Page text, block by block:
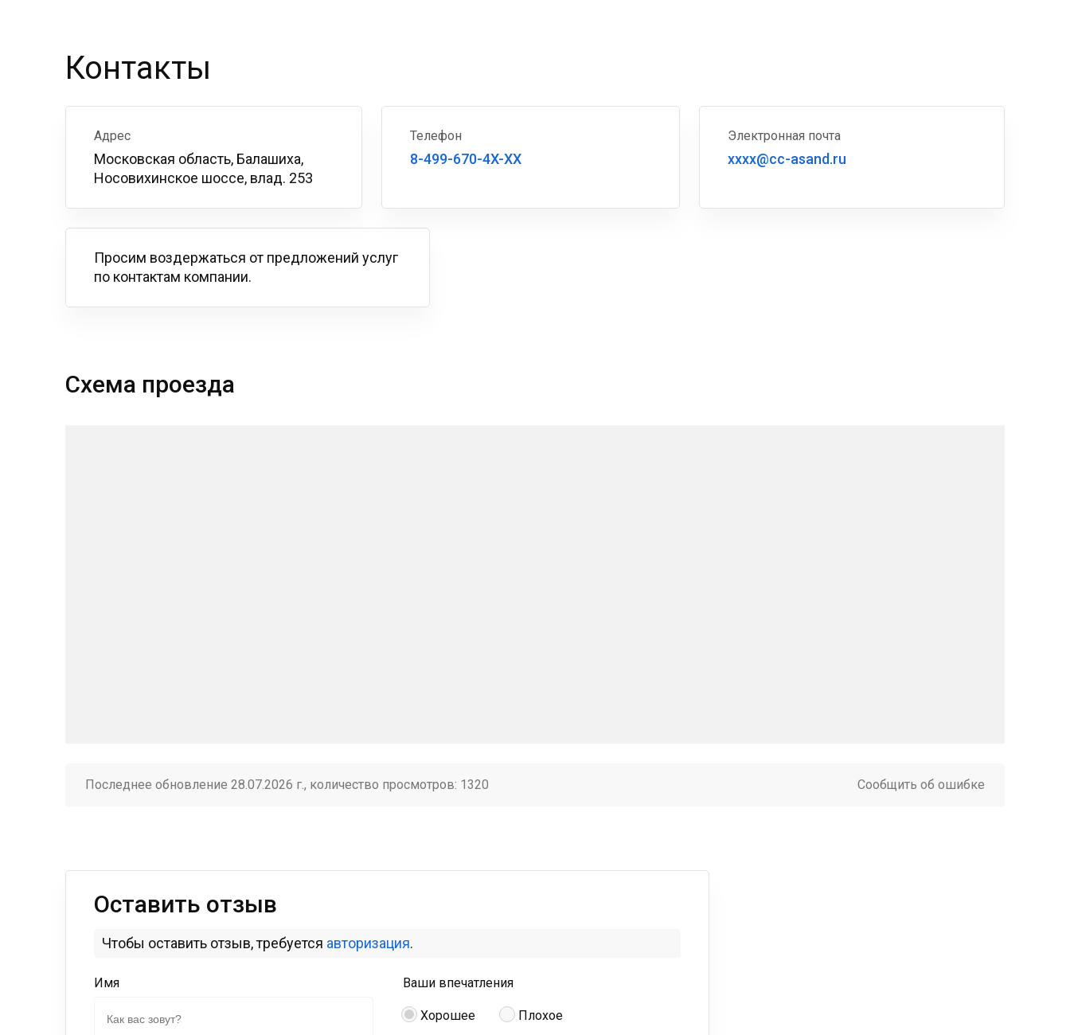
Контакты
Адрес
Московская область, Балашиха,
Носовихинское шоссе, влад. 253
Телефон
8-499-670-4X-XX
Электронная почта
xxxx@cc-asand.ru
Просим воздержаться от предложений услуг
по контактам компании.
Схема проезда
Последнее обновление 28.07.2026 г., количество просмотров: 1320 Сообщить об ошибке
Оставить отзыв
Чтобы оставить отзыв, требуется авторизация.
Имя Ваши впечатления
Хорошее Плохое